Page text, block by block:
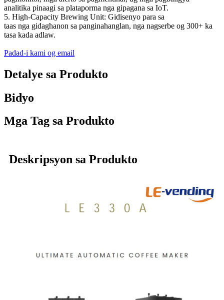
analitika pinaagi sa plataporma nga gipagana sa IoT.
5. High-Capacity Brewing Unit: Gidisenyo para sa
taas nga gidaghanon sa panginahanglan, nga nagserbe og 300+ ka
tasa kada adlaw.
Padad-i kami og email
Detalye sa Produkto
Bidyo
Mga Tag sa Produkto
Deskripsyon sa Produkto